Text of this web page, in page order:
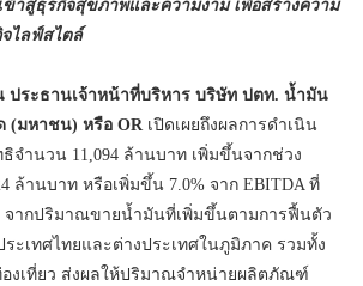
าสู่ธุรกิจสุขภาพและความงาม เพื่อสร้างความ
ไลฟ์สไตล์
ระธานเจ้าหน้าที่บริหาร บริษัท ปตท. น้ำมัน
(มหาชน) หรือ OR เปิดเผยถึงผลการดำเนิน
ธิจำนวน 11,094 ล้านบาท เพิ่มขึ้นจากช่วง
ล้านบาท หรือเพิ่มขึ้น 7.0% จาก EBITDA ที่
จากปริมาณขายน้ำมันที่เพิ่มขึ้นตามการฟื้นตัว
ระเทศไทยและต่างประเทศในภูมิภาค รวมทั้ง
งเที่ยว ส่งผลให้ปริมาณจำหน่ายผลิตภัณฑ์